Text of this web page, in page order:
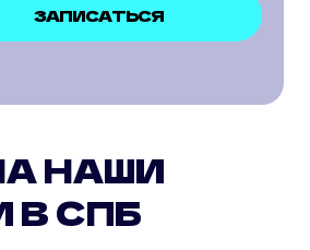
ЗАПИСАТЬСЯ
НАШИ
В СПБ